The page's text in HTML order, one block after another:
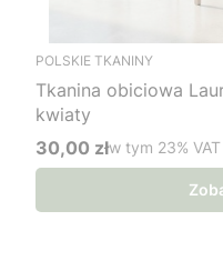
POLSKIE TKANINY
Tkanina obiciowa
kwiaty
Cena brutto
30,00 złw tym %s VAT
w tym 23% VAT